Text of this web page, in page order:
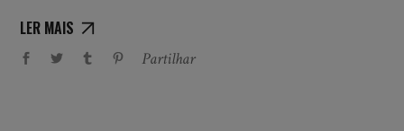
LER MAIS
Partilhar